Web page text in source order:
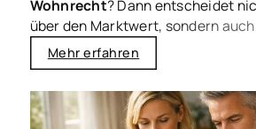
Wohnrecht? Dann entscheidet
über den Marktwert, sondern
kaufen kann und zu welchem
verhandelt wird. Genau hier
die meisten Missverständnisse:
gefühltem Wert und dem, was
Mehr erfahren